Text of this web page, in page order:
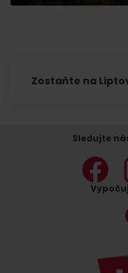
Zostaňte na
Sledujte